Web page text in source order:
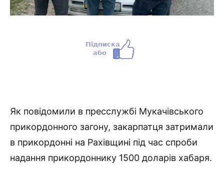
Як повідомили в пресслужбі Мукачівського
прикордонного загону, закарпатця затримали
в прикордонні на Рахівщині під час спроби
надання прикордоннику 1500 доларів хабаря.